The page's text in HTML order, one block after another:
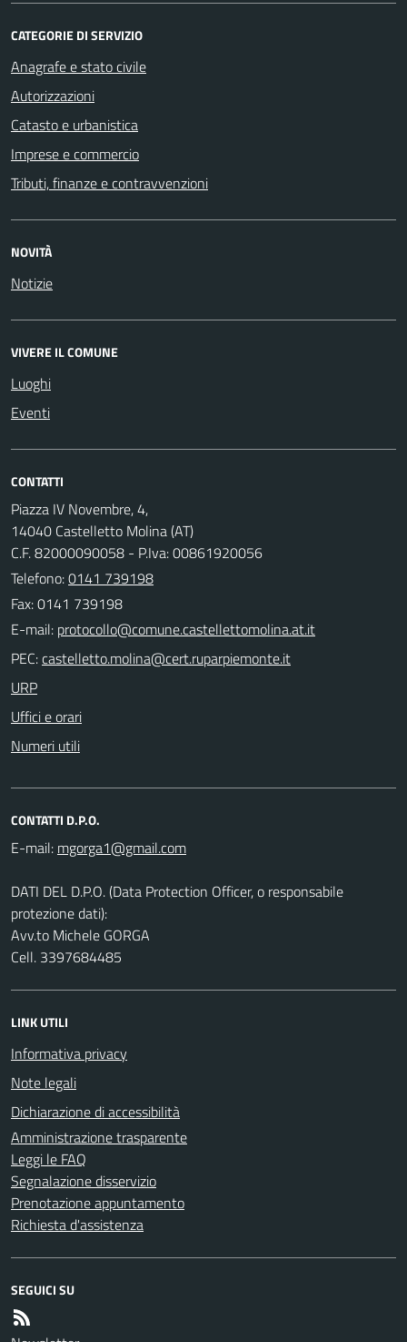
CATEGORIE DI SERVIZIO
Anagrafe e stato civile
Autorizzazioni
Catasto e urbanistica
Imprese e commercio
Tributi, finanze e contravvenzioni
NOVITÀ
Notizie
VIVERE IL COMUNE
Luoghi
Eventi
CONTATTI
Piazza IV Novembre, 4,
14040 Castelletto Molina (AT)
C.F. 82000090058 - P.Iva: 00861920056
Telefono:0141 739198
Fax: 0141 739198
E-mail:
PEC:
URP
Uffici e orari
Numeri utili
CONTATTI D.P.O.
E-mail:
DATI DEL D.P.O. (Data Protection Officer, o responsabile
protezione dati):
Avv.to Michele GORGA
Cell. 3397684485
LINK UTILI
Informativa privacy
Note legali
Dichiarazione di accessibilità
Amministrazione trasparente
Leggi le FAQ
Segnalazione disservizio
Prenotazione appuntamento
Richiesta d'assistenza
SEGUICI SU